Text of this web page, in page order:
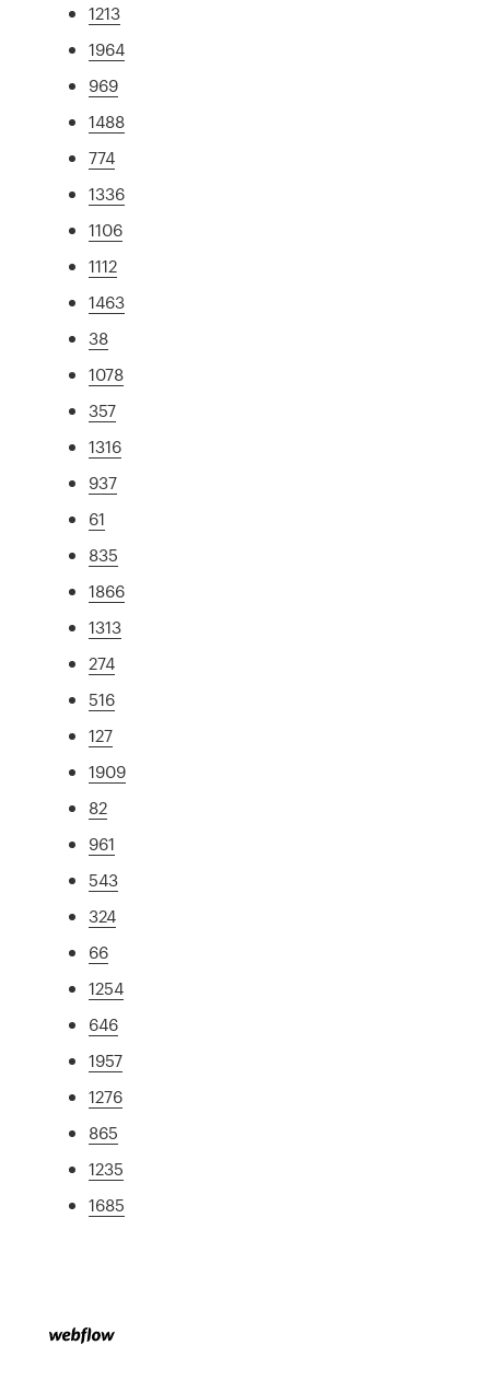
1213
1964
969
1488
774
1336
1106
1112
1463
38
1078
357
1316
937
61
835
1866
1313
274
516
127
1909
82
961
543
324
66
1254
646
1957
1276
865
1235
1685